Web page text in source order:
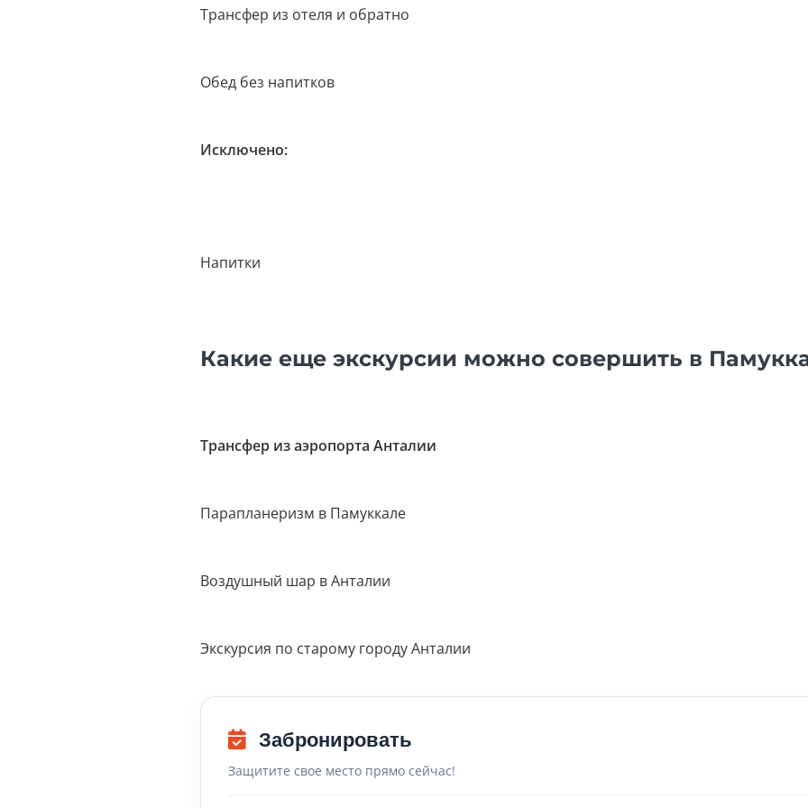
Трансфер из отеля и обратно
Обед без напитков
Исключено:
Напитки
Какие еще экскурсии можно совершить в
Трансфер из аэропорта Анталии
Парапланеризм в Памуккале
Воздушный шар в Анталии
Экскурсия по старому городу Анталии
Забронировать
Защитите свое место прямо сейчас!